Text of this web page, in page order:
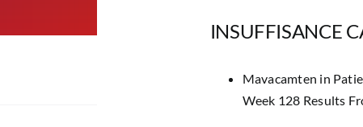
INSUFFISANCE
Mavacamten in
Week 128 Results